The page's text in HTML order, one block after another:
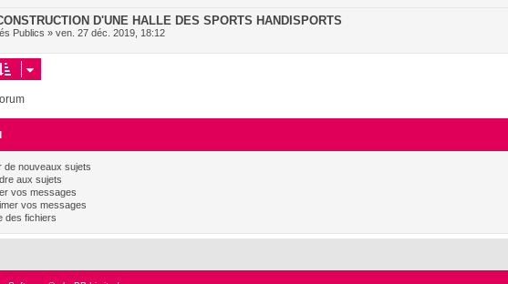
D'UNE HALLE DES SPORTS HANDISPORTS
Publics » ven. 27 déc. 2019, 18:12
de nouveaux sujets
aux sujets
vos messages
vos messages
des fichiers